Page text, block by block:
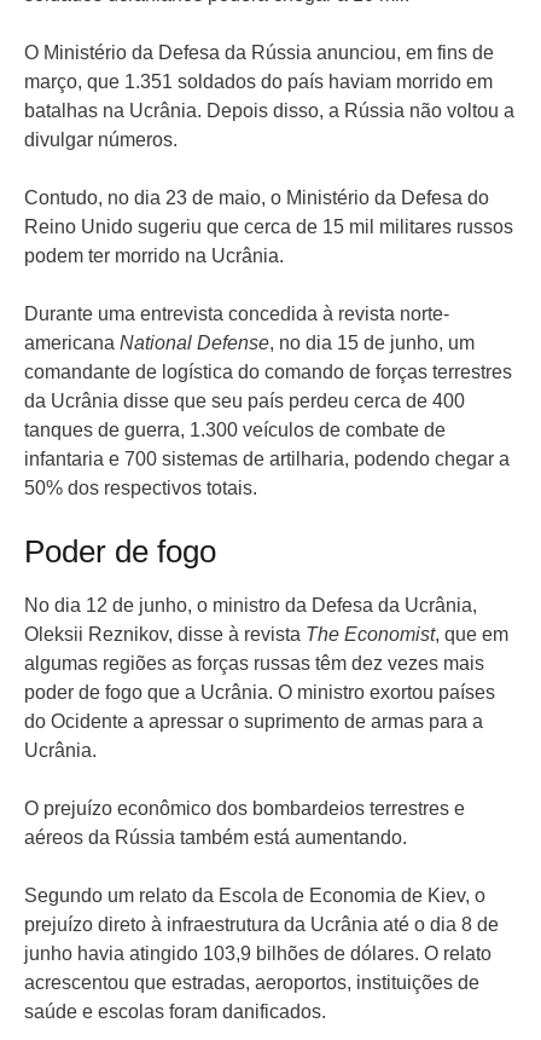
O Ministério da Defesa da Rússia anunciou, em fins de
março, que 1.351 soldados do país haviam morrido em
batalhas na Ucrânia. Depois disso, a Rússia não voltou a
divulgar números.
Contudo, no dia 23 de maio, o Ministério da Defesa do
Reino Unido sugeriu que cerca de 15 mil militares russos
podem ter morrido na Ucrânia.
Durante uma entrevista concedida à revista norte-
americana National Defense, no dia 15 de junho, um
comandante de logística do comando de forças terrestres
da Ucrânia disse que seu país perdeu cerca de 400
tanques de guerra, 1.300 veículos de combate de
infantaria e 700 sistemas de artilharia, podendo chegar a
50% dos respectivos totais.
Poder de fogo
No dia 12 de junho, o ministro da Defesa da Ucrânia,
Oleksii Reznikov, disse à revista The Economist, que em
algumas regiões as forças russas têm dez vezes mais
poder de fogo que a Ucrânia. O ministro exortou países
do Ocidente a apressar o suprimento de armas para a
Ucrânia.
O prejuízo econômico dos bombardeios terrestres e
aéreos da Rússia também está aumentando.
Segundo um relato da Escola de Economia de Kiev, o
prejuízo direto à infraestrutura da Ucrânia até o dia 8 de
junho havia atingido 103,9 bilhões de dólares. O relato
acrescentou que estradas, aeroportos, instituições de
saúde e escolas foram danificados.